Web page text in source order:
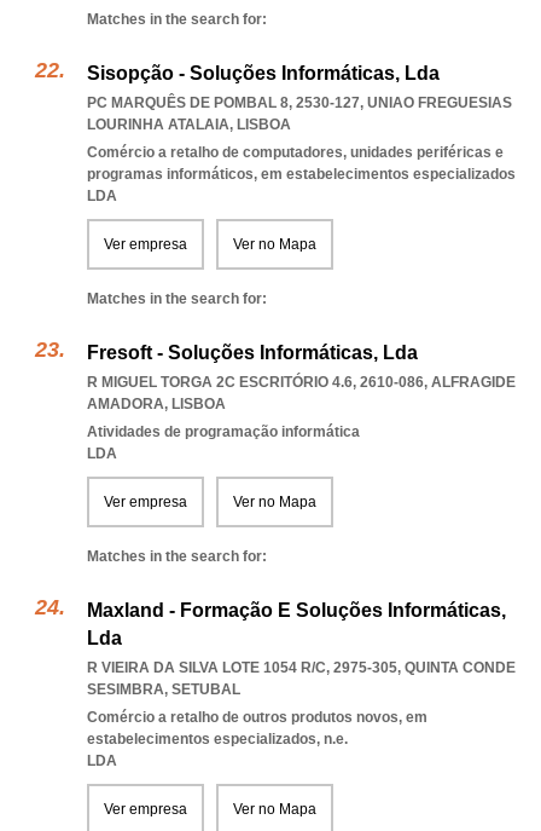
Matches in the search for:
Sisopção - Soluções Informáticas, Lda
PC MARQUÊS DE POMBAL 8, 2530-127, UNIAO FREGUESIAS
LOURINHA ATALAIA, LISBOA
Comércio a retalho de computadores, unidades periféricas e
programas informáticos, em estabelecimentos especializados
LDA
Ver empresa Ver no Mapa
Matches in the search for:
Fresoft - Soluções Informáticas, Lda
R MIGUEL TORGA 2C ESCRITÓRIO 4.6, 2610-086, ALFRAGIDE
AMADORA, LISBOA
Atividades de programação informática
LDA
Ver empresa Ver no Mapa
Matches in the search for:
Maxland - Formação E Soluções Informáticas,
Lda
R VIEIRA DA SILVA LOTE 1054 R/C, 2975-305, QUINTA CONDE
SESIMBRA, SETUBAL
Comércio a retalho de outros produtos novos, em
estabelecimentos especializados, n.e.
LDA
Ver empresa Ver no Mapa